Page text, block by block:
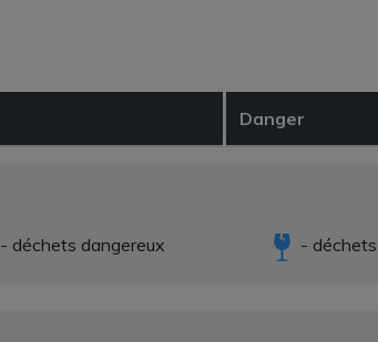
Danger
- déchets dangereux -